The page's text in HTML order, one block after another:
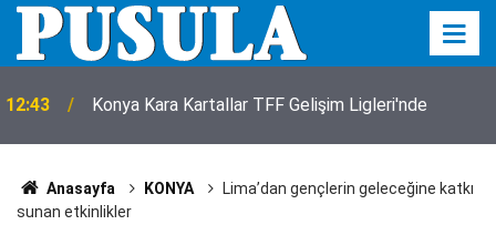
12:39 Kulu Belediyespor’da transfer başladı
Anasayfa KONYA
Lima’dan gençlerin geleceğine katkı
sunan etkinlikler